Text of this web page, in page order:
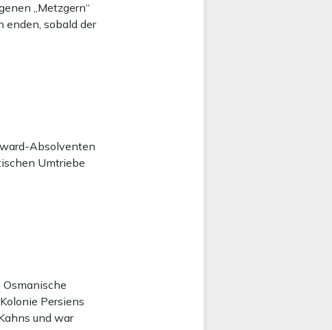
„Metzgern“
enden, sobald der
Absolventen
Umtriebe
Persiens
und war